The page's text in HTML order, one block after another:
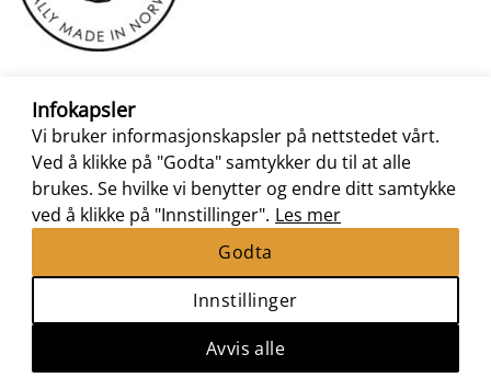
Infokapsler
Vi bruker informasjonskapsler på nettstedet vårt.
Ved å klikke på "Godta" samtykker du til at alle
brukes. Se hvilke vi benytter og endre ditt samtykke
ved å klikke på "Innstillinger". Les mer
Innstillinger
Avvis alle
Godta
Nettbutikk levert avNettrakett.no
Perle Betta
Personvernerklæring